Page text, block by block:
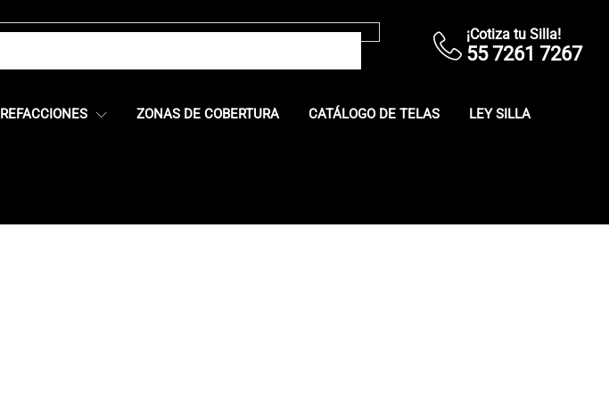
¡Cotiza tu Silla!
55 7261 7267
REFACCIONES ZONAS DE COBERTURA CATÁLOGO DE TELAS LEY SILLA